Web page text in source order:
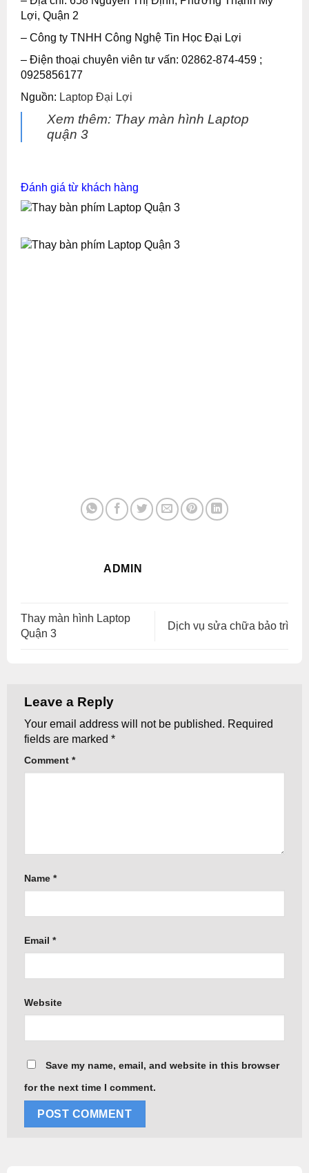
Lợi, Quận 2
– Công ty TNHH Công Nghệ Tin Học Đại Lợi
– Điện thoại chuyên viên tư vấn: 02862-874-459 ;
0925856177
Nguồn: Laptop Đại Lợi
Xem thêm: Thay màn hình Laptop
quận 3
Đánh giá từ khách hàng
ADMIN
Thay màn hình Laptop
Quận 3
Dịch vụ sửa chữa bảo trì
Leave a Reply
Your email address will not be published. Required
fields are marked *
Comment *
Name *
Email *
Website
Save my name, email, and website in this browser
for the next time I comment.